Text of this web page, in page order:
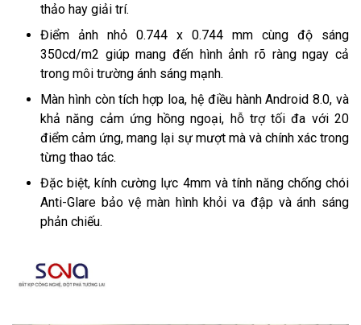
thảo hay giải trí.
Điểm ảnh nhỏ 0.744 x 0.744 mm cùng độ sáng
350cd/m2 giúp mang đến hình ảnh rõ ràng ngay cả
trong môi trường ánh sáng mạnh.
Màn hình còn tích hợp loa, hệ điều hành Android 8.0, và
khả năng cảm ứng hồng ngoại, hỗ trợ tối đa với 20
điểm cảm ứng, mang lại sự mượt mà và chính xác trong
từng thao tác.
Đặc biệt, kính cường lực 4mm và tính năng chống chói
Anti-Glare bảo vệ màn hình khỏi va đập và ánh sáng
phản chiếu.